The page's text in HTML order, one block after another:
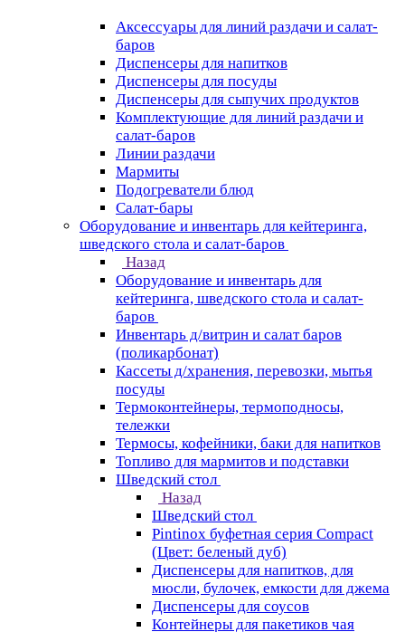
Аксессуары для линий раздачи и салат-
баров
Диспенсеры для напитков
Диспенсеры для посуды
Диспенсеры для сыпучих продуктов
Комплектующие для линий раздачи и
салат-баров
Линии раздачи
Мармиты
Подогреватели блюд
Салат-бары
Оборудование и инвентарь для кейтеринга,
шведского стола и салат-баров
Назад
Оборудование и инвентарь для
кейтеринга, шведского стола и салат-
баров
Инвентарь д/витрин и салат баров
(поликарбонат)
Кассеты д/хранения, перевозки, мытья
посуды
Термоконтейнеры, термоподносы,
тележки
Термосы, кофейники, баки для напитков
Топливо для мармитов и подставки
Шведский стол
Назад
Шведский стол
Pintinox буфетная серия Compact
(Цвет: беленый дуб)
Диспенсеры для напитков, для
мюсли, булочек, емкости для джема
Диспенсеры для соусов
Контейнеры для пакетиков чая